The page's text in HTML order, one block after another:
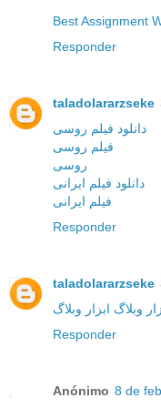
Best Assignment
Responder
taladolararzseke
دانلود فیلم روسی
فیلم روسی
روسی
دانلود فیلم ایرانی
فیلم ایرانی
Responder
taladolararzseke
وبلاگ ابزار وبلاگ
Responder
Anónimo 8 de